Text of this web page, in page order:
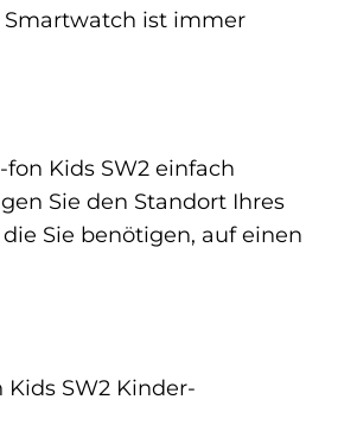
Smartwatch ist immer
Kids SW2 einfach
Sie den Standort Ihres
Sie benötigen, auf einen
SW2 Kinder-